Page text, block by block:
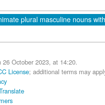
plural masculine nouns
October 2023, at 14:20.
License; additional terms may